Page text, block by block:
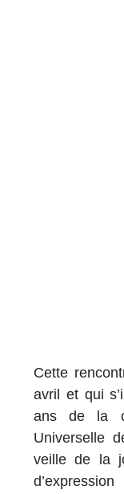
Cette
avril et qui
ans de la
Universelle
veille de la